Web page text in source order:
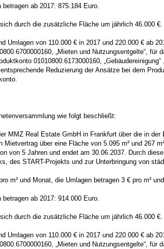
ab 2017: 875.184 Euro.
durch die zusätzliche Fläche um jährlich 46.000 €.
Umlagen von 110.000 € in 2017 und 220.000 € ab
„Mieten und Nutzungsentgelte“,
01010800.6173000160,
Reduzierung der Ansätze bei dem
wie folgt beschließt:
MMZ Real Estate GmbH in Frankfurt über die in
Mietvertrag über eine Fläche von 5.095 m² und
von 5 Jahren und endet am 30.06.2037. Durch
des START-Projekts und zur Unterbringung von
m² und Monat, die Umlagen betragen 3 € pro m²
ab 2017: 914.000 Euro.
durch die zusätzliche Fläche um jährlich 46.000 €.
Umlagen von 110.000 € in 2017 und 220.000 € ab
„Mieten und Nutzungsentgelte“,